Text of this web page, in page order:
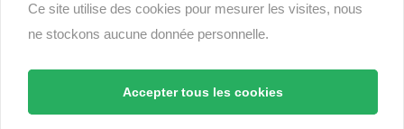
Ce site utilise des cookies pour mesurer les visites, nous
ne stockons aucune donnée personnelle.
Accepter tous les cookies